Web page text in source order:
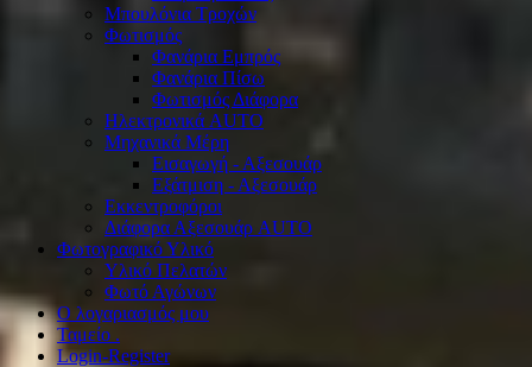
Μπουλόνια Τροχών
Φωτισμός
Φανάρια Εμπρός
Φανάρια Πίσω
Φωτισμός Διάφορα
Ηλεκτρονικά AUTO
Μηχανικά Μέρη
Εισαγωγή - Αξεσουάρ
Εξάτμιση - Αξεσουάρ
Εκκεντροφόροι
Διάφορα Αξεσουάρ AUTO
Φωτογραφικό Υλικό
Υλικό Πελατών
Φωτό Αγώνων
Ο λογαριασμός μου
Ταμείο .
Login-Register